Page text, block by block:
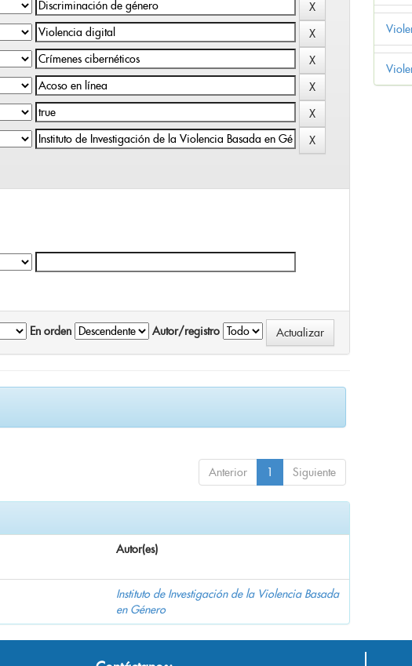
En orden Autor/registro
Anterior 1 Siguiente
Autor(es)
Instituto de Investigación de la Violencia Basada
en Género